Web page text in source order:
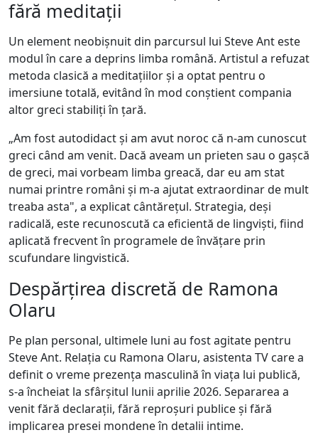
fără meditații
Un element neobișnuit din parcursul lui Steve Ant este
modul în care a deprins limba română. Artistul a refuzat
metoda clasică a meditațiilor și a optat pentru o
imersiune totală, evitând în mod conștient compania
altor greci stabiliți în țară.
„Am fost autodidact și am avut noroc că n-am cunoscut
greci când am venit. Dacă aveam un prieten sau o gașcă
de greci, mai vorbeam limba greacă, dar eu am stat
numai printre români și m-a ajutat extraordinar de mult
treaba asta", a explicat cântărețul. Strategia, deși
radicală, este recunoscută ca eficientă de lingviști, fiind
aplicată frecvent în programele de învățare prin
scufundare lingvistică.
Despărțirea discretă de Ramona
Olaru
Pe plan personal, ultimele luni au fost agitate pentru
Steve Ant. Relația cu Ramona Olaru, asistenta TV care a
definit o vreme prezența masculină în viața lui publică,
s-a încheiat la sfârșitul lunii aprilie 2026. Separarea a
venit fără declarații, fără reproșuri publice și fără
implicarea presei mondene în detalii intime.